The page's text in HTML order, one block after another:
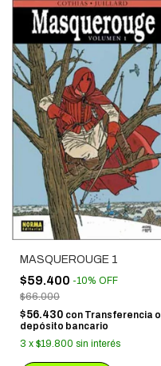
MASQUEROUGE 1
$59.400 -10% OFF
$66.000
$56.430 con Transferencia o
depósito bancario
3 x $19.800 sin interés